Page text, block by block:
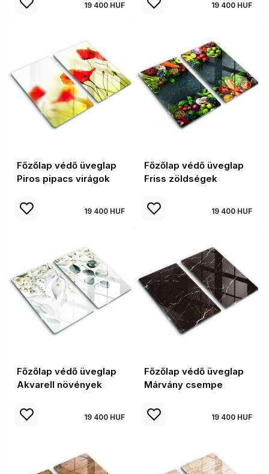
19 400 HUF 19 400 HUF
Főzőlap védő üveglap
Piros pipacs virágok
19 400 HUF
Főzőlap védő üveglap
Friss zöldségek
19 400 HUF
Főzőlap védő üveglap
Akvarell növények
19 400 HUF
Főzőlap védő üveglap
Márvány csempe
19 400 HUF